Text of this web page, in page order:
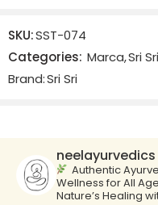
There are no reviews yet.
SKU:SST-074
Categories: Marca,Sri Sri
Brand:Sri Sri
neelayurvedics
Authentic
Wellness for All
Nature’s Healing